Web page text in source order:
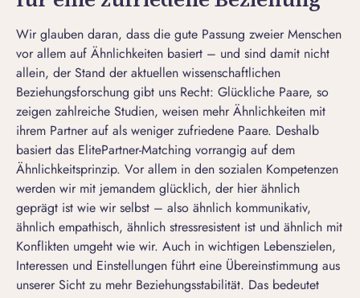
Wir glauben daran, dass die gute Passung zweier Menschen
vor allem auf Ähnlichkeiten basiert – und sind damit nicht
allein, der Stand der aktuellen wissenschaftlichen
Beziehungsforschung gibt uns Recht: Glückliche Paare, so
zeigen zahlreiche Studien, weisen mehr Ähnlichkeiten mit
ihrem Partner auf als weniger zufriedene Paare. Deshalb
basiert das ElitePartner-Matching vorrangig auf dem
Ähnlichkeitsprinzip. Vor allem in den sozialen Kompetenzen
werden wir mit jemandem glücklich, der hier ähnlich
geprägt ist wie wir selbst – also ähnlich kommunikativ,
ähnlich empathisch, ähnlich stressresistent ist und ähnlich mit
Konflikten umgeht wie wir. Auch in wichtigen Lebenszielen,
Interessen und Einstellungen führt eine Übereinstimmung aus
unserer Sicht zu mehr Beziehungsstabilität. Das bedeutet